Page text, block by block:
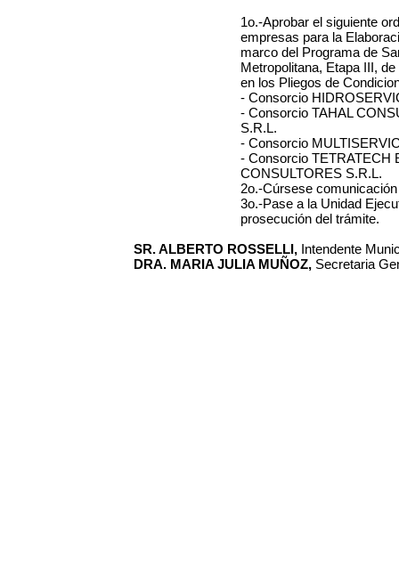
1o.-Aprobar el siguiente
empresas para la
marco del Programa de
Metropolitana, Etapa III,
en los Pliegos de
- Consorcio
- Consorcio TAHAL
S.R.L.
- Consorcio
- Consorcio TETRATECH
CONSULTORES S.R.L.
2o.-Cúrsese
3o.-Pase a la Unidad
prosecución del trámite.
SR. ALBERTO ROSSELLI, Intendente
DRA. MARIA JULIA MUÑOZ, Secretaria